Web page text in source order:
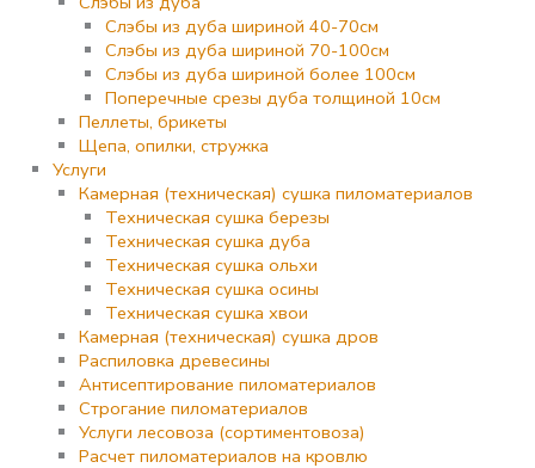
Слэбы из дуба шириной 40-70см
Слэбы из дуба шириной 70-100см
Слэбы из дуба шириной более 100см
Поперечные срезы дуба толщиной 10см
Пеллеты, брикеты
Щепа, опилки, стружка
Услуги
Камерная (техническая) сушка пиломатериалов
Техническая сушка березы
Техническая сушка дуба
Техническая сушка ольхи
Техническая сушка осины
Техническая сушка хвои
Камерная (техническая) сушка дров
Распиловка древесины
Антисептирование пиломатериалов
Строгание пиломатериалов
Услуги лесовоза (сортиментовоза)
Расчет пиломатериалов на кровлю